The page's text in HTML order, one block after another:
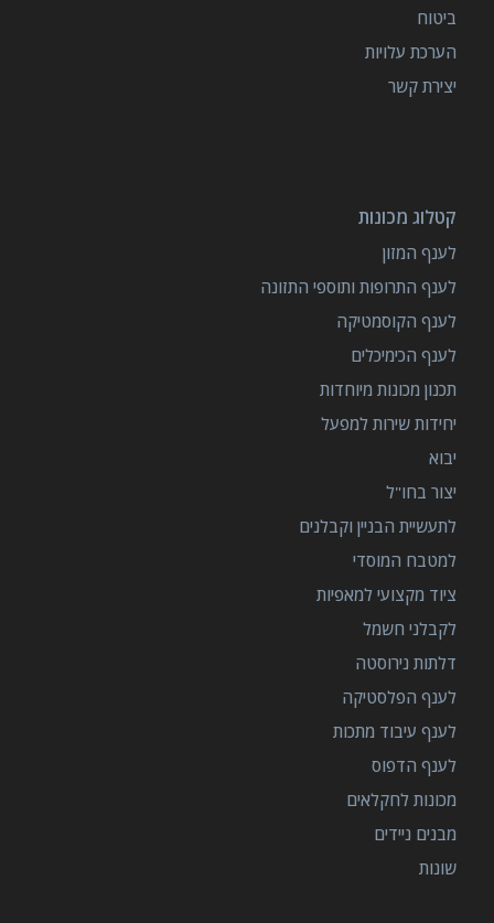
ביטוח
הערכת עלויות
יצירת קשר
קטלוג מכונות
לענף המזון
לענף התרופות ותוספי התזונה
לענף הקוסמטיקה
לענף הכימיכלים
תכנון מכונות מיוחדות
יחידות שירות למפעל
יבוא
יצור בחו"ל
לתעשיית הבניין וקבלנים
למטבח המוסדי
ציוד מקצועי למאפיות
לקבלני חשמל
דלתות נירוסטה
לענף הפלסטיקה
לענף עיבוד מתכות
לענף הדפוס
מכונות לחקלאים
מבנים ניידים
שונות